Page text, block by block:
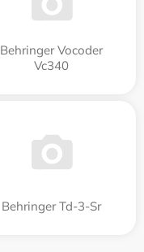
Behringer Vocoder
Vc340
Behringer Td-3-Sr